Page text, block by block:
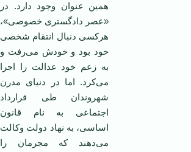
همین عنوان وجود دارد. در
«عصر دادگستری خصوصی»،
هرکسی دنبال انتقام شخصی
خود بود و خودش می‌رفت و
به زعم خود عدالت را اجرا
می‌کرد. اما در دنیای مدرن
شهروندان طی قرارداد
اجتماعی به نام قانون
اساسی، به نهاد دولت وکالت
می‌دهند که مجرمان را